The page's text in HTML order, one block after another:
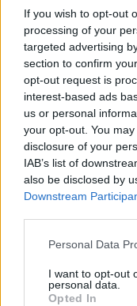
If you wish to opt-out
processing of your
targeted advertising
section to confirm
opt-out request is
interest-based ads
us or personal
your opt-out. You
disclosure of your
IAB’s list of
also be disclosed by
Downstream
Personal Data
I want to opt-out
personal data.
Opted In
A+ A- A±